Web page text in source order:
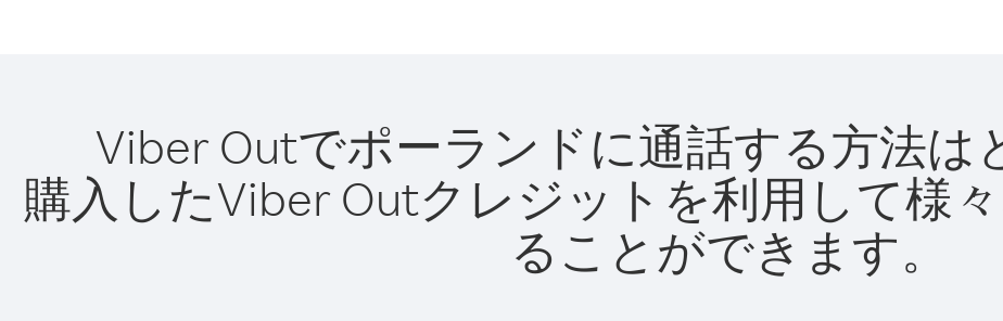
Viber Outでポーランドに通話する方法は
購入したViber Outクレジットを利用して様
ることができます。